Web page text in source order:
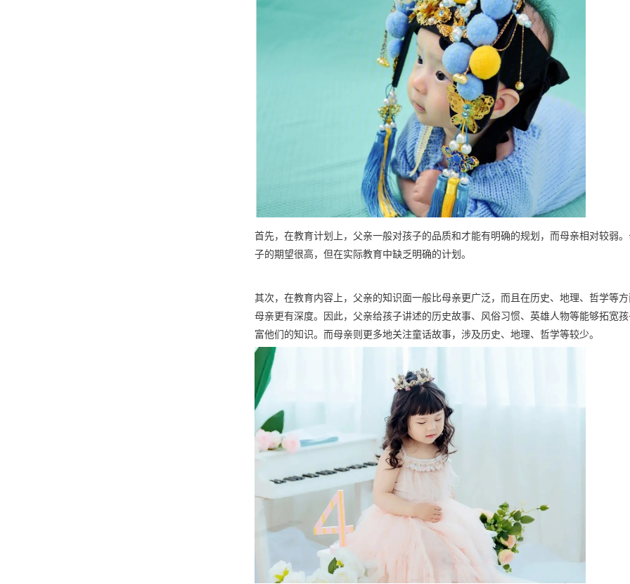
首先，在教育计划上，父亲一般对孩子的品质和才能有明确的规划，而母亲相对较弱
子的期望很高，但在实际教育中缺乏明确的计划。
其次，在教育内容上，父亲的知识面一般比母亲更广泛，而且在历史、地理、哲学等
母亲更有深度。因此，父亲给孩子讲述的历史故事、风俗习惯、英雄人物等能够拓宽
富他们的知识。而母亲则更多地关注童话故事，涉及历史、地理、哲学等较少。